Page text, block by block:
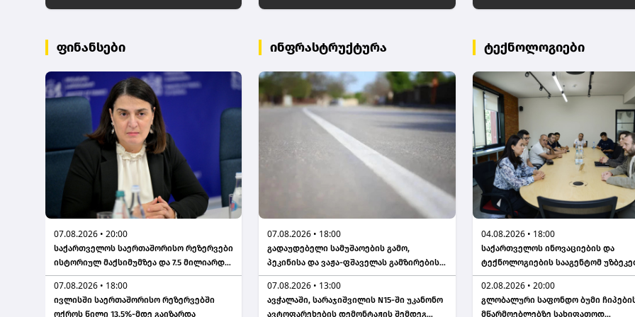
ფინანსები
07.08.2026 • 20:00
საქართველოს საერთაშორისო რეზერვები
ისტორიულ მაქსიმუმზეა და 7.5 მილიარდ
აშშ დოლარს აღემატება - ეკატერინე
მიქაბაძე
07.08.2026 • 18:00
ივლისში საერთაშორისო რეზერვებში
ოქროს წილი 13.5%-მდე გაიზარდა
ინფრასტრუქტურა
07.08.2026 • 18:00
გადაუდებელი სამუშაოების გამო,
პეკინისა და ვაჟა-ფშაველას გამზირების
კვეთიდან ჟვანიას მოედნის
მიმართულებით მოძრაობა დროებით
შეიზღუდება - თბილისის მერია
07.08.2026 • 13:00
ავჭალაში, სარაჯიშვილის N15-ში უკანონო
ავტოფარეხების დემონტაჟის შემდეგ
ტექნოლოგიები
04.08.2026 • 18:00
საქართველოს ინოვაციების და
ტექნოლოგიების სააგენტომ
სამთავრობო დელეგაციას
რაზე ისაუბრეს?
02.08.2026 • 20:00
გლობალური საფონდო ბუმი
მწარმოებლებზე სახიფათოდ